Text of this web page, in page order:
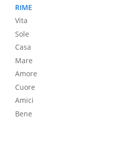
RIME
Vita
Sole
Casa
Mare
Amore
Cuore
Amici
Bene